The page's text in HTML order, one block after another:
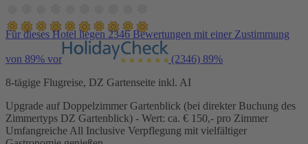
Für dieses Hotel liegen 2346 Bewertungen mit einer Zustimmung
von 89% vor (2346) 89%
8-tägige Flugreise, DZ Gartenseite inkl. AI
Upgrade auf Doppelzimmer Gartenblick (bei direkter Buchung des
Zimmertyps DZ Gartenblick) - Wert: ca. € 150,- pro Zimmer
Umfangreiche All Inclusive Verpflegung mit vielfältiger